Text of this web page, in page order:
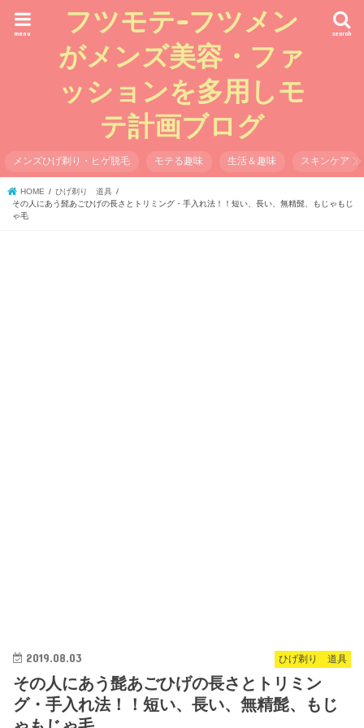
フツモテ-フツメン
がメンズ美容・ファ
ッションを多用しモ
テ計画ブログ
search
menu
メンズひげ剃り・ヒゲ脱毛 モテる趣味 生活＆趣味 スキンケア
HOME
ひげ剃り 道具
その人にあう髭あごひげの長さとトリミング・手入れ法！！短い、長い、無精髭、もじゃもじ
ゃ毛
ひげ剃り 道具
2019.08.03
その人にあう髭あごひげの長さとトリミン
グ・手入れ法！！短い、長い、無精髭、もじ